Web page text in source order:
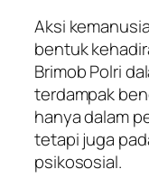
Aksi
bentuk
Brimob Polri
terdampak
hanya dalam
tetapi juga
psikososial.